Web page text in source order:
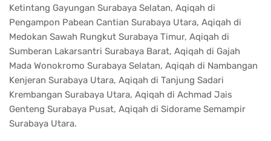
Ketintang Gayungan Surabaya Selatan, Aqiqah di
Pengampon Pabean Cantian Surabaya Utara, Aqiqah di
Medokan Sawah Rungkut Surabaya Timur, Aqiqah di
Sumberan Lakarsantri Surabaya Barat, Aqiqah di Gajah
Mada Wonokromo Surabaya Selatan, Aqiqah di Nambangan
Kenjeran Surabaya Utara, Aqiqah di Tanjung Sadari
Krembangan Surabaya Utara, Aqiqah di Achmad Jais
Genteng Surabaya Pusat, Aqiqah di Sidorame Semampir
Surabaya Utara.